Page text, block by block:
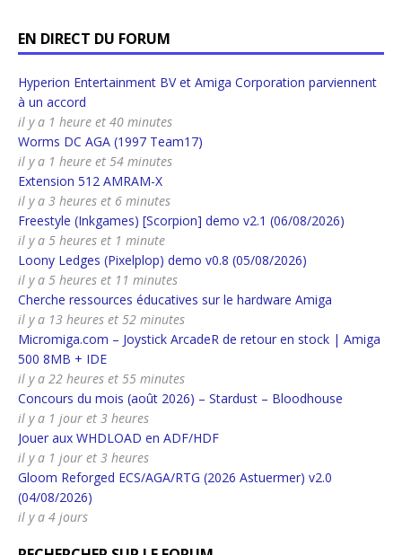
EN DIRECT DU FORUM
Hyperion Entertainment BV et Amiga Corporation parviennent
à un accord
il y a 1 heure et 40 minutes
Worms DC AGA (1997 Team17)
il y a 1 heure et 54 minutes
Extension 512 AMRAM-X
il y a 3 heures et 6 minutes
Freestyle (Inkgames) [Scorpion] demo v2.1 (06/08/2026)
il y a 5 heures et 1 minute
Loony Ledges (Pixelplop) demo v0.8 (05/08/2026)
il y a 5 heures et 11 minutes
Cherche ressources éducatives sur le hardware Amiga
il y a 13 heures et 52 minutes
Micromiga.com – Joystick ArcadeR de retour en stock | Amiga
500 8MB + IDE
il y a 22 heures et 55 minutes
Concours du mois (août 2026) – Stardust – Bloodhouse
il y a 1 jour et 3 heures
Jouer aux WHDLOAD en ADF/HDF
il y a 1 jour et 3 heures
Gloom Reforged ECS/AGA/RTG (2026 Astuermer) v2.0
(04/08/2026)
il y a 4 jours